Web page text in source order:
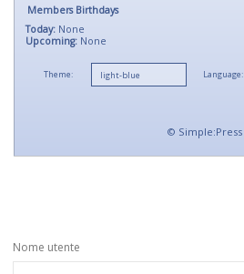
Members Birthdays
Today: None
Upcoming: None
Theme: Language:
© Simple:Press
Nome utente